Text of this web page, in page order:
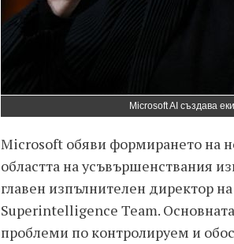
Microsoft AI създава
Microsoft обяви формирането на
областта на усъвършенствания
главен изпълнителен директор
Superintelligence Team.
проблеми по контролируем и